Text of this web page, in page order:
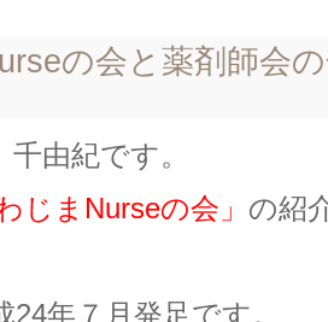
の会と薬剤師会
由紀です。
じまNurseの会」 の紹
24年７月発足です。